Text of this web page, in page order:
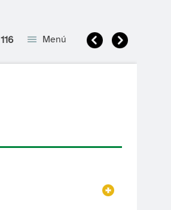
Menú Anterior
116